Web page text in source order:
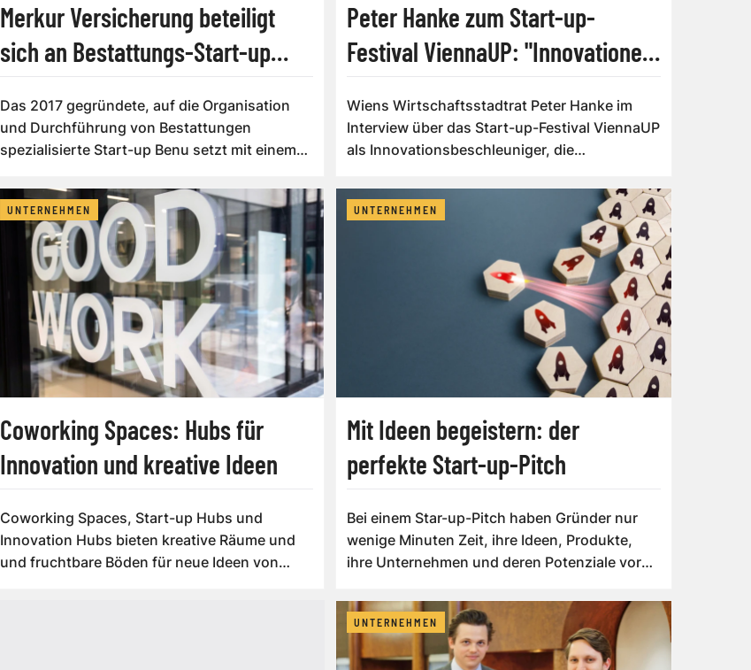
Merkur Versicherung beteiligt
sich an Bestattungs-Start-up
Das 2017 gegründete, auf die Organisation
und Durchführung von Bestattungen
spezialisierte Start-up Benu setzt mit einem
Peter Hanke zum Start-up-
Festival ViennaUP: "Innovationen
Wiens Wirtschaftsstadtrat Peter Hanke im
Interview über das Start-up-Festival ViennaUP
als Innovationsbeschleuniger, die
UNTERNEHMEN
Coworking Spaces: Hubs für
Innovation und kreative Ideen
Coworking Spaces, Start-up Hubs und
Innovation Hubs bieten kreative Räume und
und fruchtbare Böden für neue Ideen von
UNTERNEHMEN
Mit Ideen begeistern: der
perfekte Start-up-Pitch
Bei einem Star-up-Pitch haben Gründer nur
wenige Minuten Zeit, ihre Ideen, Produkte,
ihre Unternehmen und deren Potenziale vor
UNTERNEHMEN